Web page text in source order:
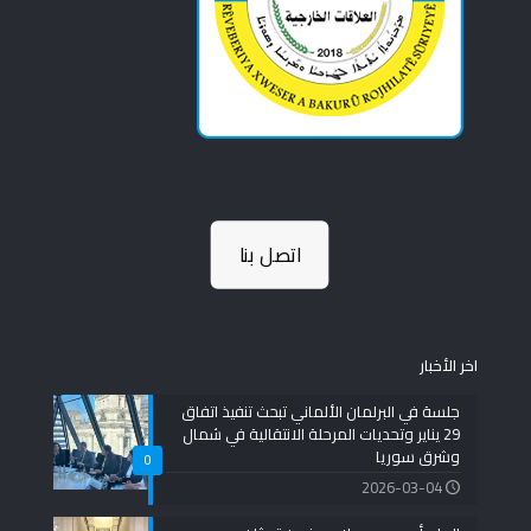
اتصل بنا
اخر الأخبار
0
جلسة في البرلمان الألماني تبحث تنفيذ اتفاق
29 يناير وتحديات المرحلة الانتقالية في شمال
وشرق سوريا
2026-03-04